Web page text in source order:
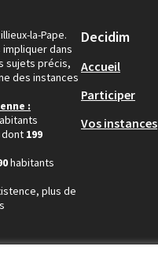
la-Pape.
impliquer dans
sujets précis,
des instances
:
199
habitants
plus de
Decidim
Accueil
Participer
Vos instances